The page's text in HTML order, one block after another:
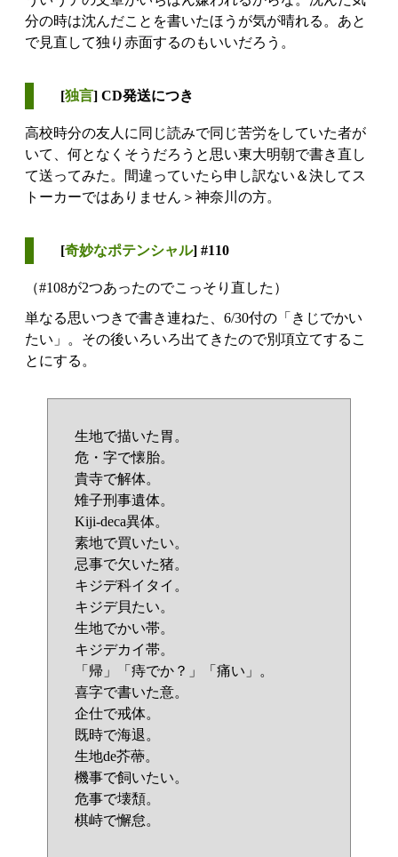
分の時は沈んだことを書いたほうが気が晴れる。あと
で見直して独り赤面するのもいいだろう。
[独言] CD発送につき
高校時分の友人に同じ読みで同じ苦労をしていた者が
いて、何となくそうだろうと思い東大明朝で書き直し
て送ってみた。間違っていたら申し訳ない＆決してス
トーカーではありません＞神奈川の方。
[奇妙なポテンシャル] #110
（#108が2つあったのでこっそり直した）
単なる思いつきで書き連ねた、6/30付の「きじでかい
たい」。その後いろいろ出てきたので別項立てするこ
とにする。
生地で描いた胃。
危・字で懐胎。
貴寺で解体。
雉子刑事遺体。
Kiji-deca異体。
素地で買いたい。
忌事で欠いた猪。
キジデ科イタイ。
キジデ貝たい。
生地でかい帯。
キジデカイ帯。
「帰」「痔でか？」「痛い」。
喜字で書いた意。
企仕で戒体。
既時で海退。
生地de芥蔕。
機事で飼いたい。
危事で壊頽。
棋峙で懈怠。